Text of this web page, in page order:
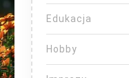
Edukacja
Hobby